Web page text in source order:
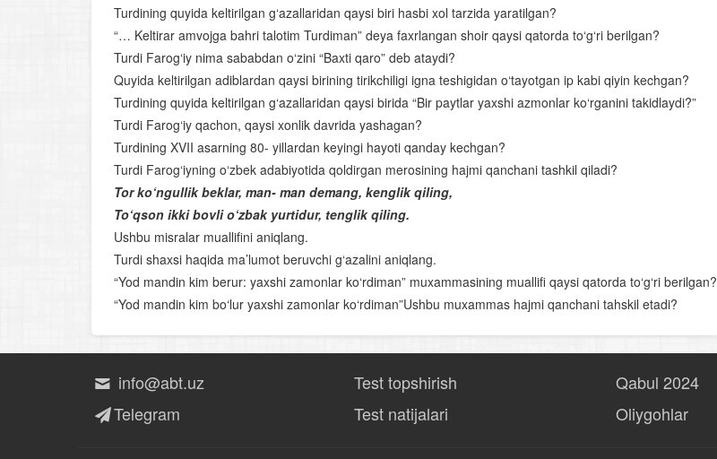
Adabiyot – so‘z san’ati
Qofiya va boshqa she’riy unsurlar
“Kuntug‘mish” dostoni
“Rustamxon” dostoni
Ahmad Yassaviy
O‘rta Osiyoning qomusiy olimlari
Nosiriddin Burhoniddin o‘g‘li Rabg‘uziy
Sakkokiy
“Xamsa”chilik tarixidan
Alisher Navoiyning hayoti va ijodi
Turdining quyida keltirilgan g‘azallaridan qaysi biri hasbi xol tarzida yaratilgan?
“… Keltirar amvojga bahri talotim Turdiman” deya faxrlangan shoir qaysi qatorda to‘g‘ri berilgan?
Turdi Farog‘iy nima sababdan o‘zini “Baxti qaro” deb ataydi?
Quyida keltirilgan adiblardan qaysi birining tirikchiligi igna teshigidan o‘tayotgan ip kabi qiyin kechgan?
Turdining quyida keltirilgan g‘azallaridan qaysi birida “Bir paytlar yaxshi azmonlar ko‘rganini takidlaydi?”
Turdi Farog‘iy qachon, qaysi xonlik davrida yashagan?
Turdining XVII asarning 80- yillardan keyingi hayoti qanday kechgan?
Turdi Farog‘iyning o‘zbek adabiyotida qoldirgan merosining hajmi qanchani tashkil qiladi?
Tor ko‘ngullik beklar, man- man demang, kenglik qiling,
To‘qson ikki bovli o‘zbak yurtidur, tenglik qiling.
Ushbu misralar muallifini aniqlang.
Turdi shaxsi haqida ma’lumot beruvchi g‘azalini aniqlang.
“Yod mandin kim berur: yaxshi zamonlar ko‘rdiman” muxammasining muallifi qaysi qatorda to‘g‘ri berilgan?
“Yod mandin kim bo‘lur yaxshi zamonlar ko‘rdiman”Ushbu muxammas hajmi qanchani tahskil etadi?
info@abt.uz
Telegram
Test topshirish
Test natijalari
Qabul 2024
Oliygohlar